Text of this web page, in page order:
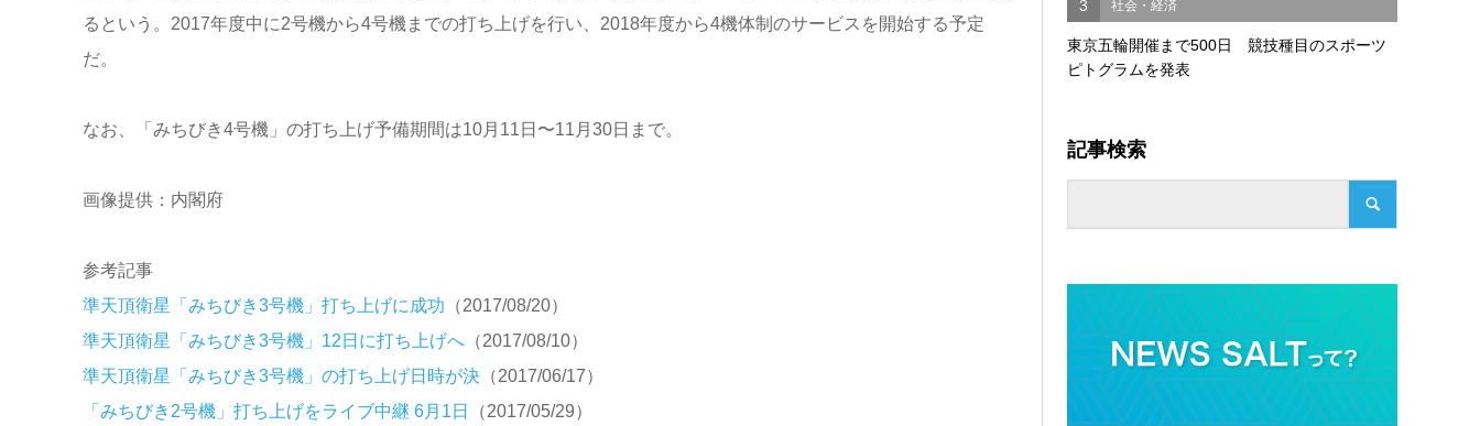
るという。2017年度中に2号機から4号機までの打ち上げを行い、2018年度から4機体制のサービスを開始する予定
だ。
なお、「みちびき4号機」の打ち上げ予備期間は10月11日〜11月30日まで。
画像提供：内閣府
参考記事
準天頂衛星「みちびき3号機」打ち上げに成功 （2017/08/20）
準天頂衛星「みちびき3号機」12日に打ち上げへ（2017/08/10）
準天頂衛星「みちびき3号機」の打ち上げ日時が決（2017/06/17）
「みちびき2号機」打ち上げをライブ中継 6月1日
（2017/05/29）
3 社会・経済
東京五輪開催まで500日 競技種目のスポーツ
ピトグラムを発表
記事検索